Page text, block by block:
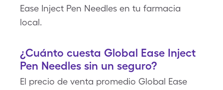
Ease Inject Pen Needles en tu farmacia
local.
¿Cuánto cuesta Global Ease Inject
Pen Needles sin un seguro?
El precio de venta promedio Global Ease